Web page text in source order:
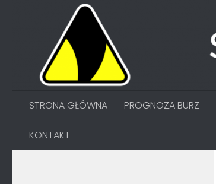
Przejdź do treści
STRONA GŁÓWNA PROGNOZA BURZ
KONTAKT